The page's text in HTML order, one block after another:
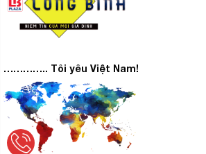
………….. Tôi yêu Việt Nam!